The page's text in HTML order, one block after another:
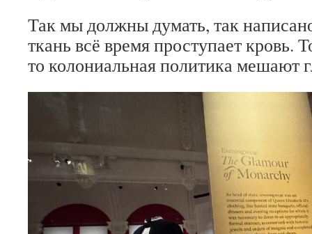
Так мы должны думать, так
ткань всё время проступает кровь.
то колониальная политика мешают